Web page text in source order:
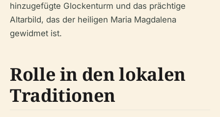
hinzugefügte Glockenturm und das prächtige
Altarbild, das der heiligen Maria Magdalena
gewidmet ist.
Rolle in den lokalen
Traditionen